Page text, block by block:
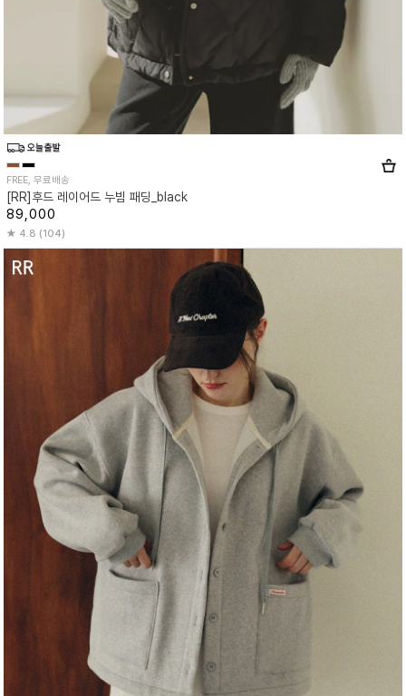
FREE, 무료배송
[RR]후드 레이어드 누빔 패딩_black
89,000
4.8 (104)